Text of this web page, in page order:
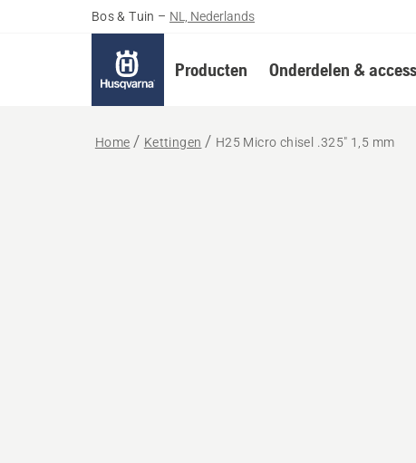
Bos & Tuin – NL, Nederlands
Producten Onderdelen &
Home Kettingen H25 Micro chisel .325" 1,5 mm